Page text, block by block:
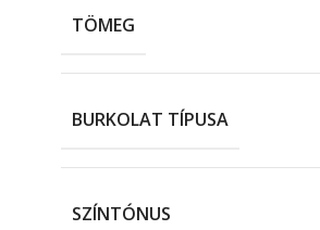
TÖMEG
BURKOLAT TÍPUSA
SZÍNTÓNUS